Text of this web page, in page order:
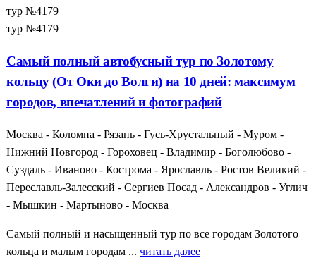
тур №4179
тур №4179
Самый полный автобусный тур по Золотому
кольцу (От Оки до Волги) на 10 дней: максимум
городов, впечатлений и фотографий
Москва - Коломна - Рязань - Гусь-Хрустальный - Муром -
Нижний Новгород - Гороховец - Владимир - Боголюбово -
Суздаль - Иваново - Кострома - Ярославль - Ростов Великий -
Переславль-Залесский - Сергиев Посад - Александров - Углич
- Мышкин - Мартыново - Москва
Самый полный и насыщенный тур по все городам Золотого
кольца и малым городам ... читать далее